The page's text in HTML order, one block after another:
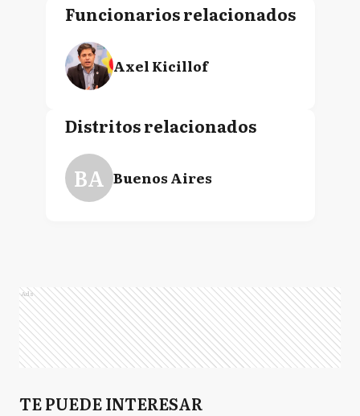
Funcionarios relacionados
Axel Kicillof
Distritos relacionados
BA Buenos Aires
Ads
TE PUEDE INTERESAR